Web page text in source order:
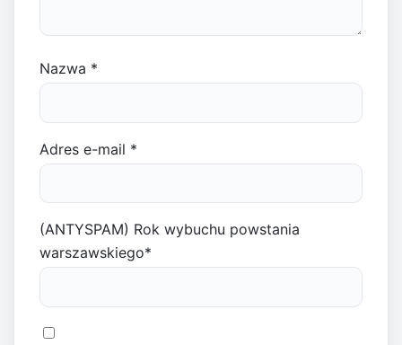
Nazwa *
Adres e-mail *
(ANTYSPAM) Rok wybuchu powstania
warszawskiego*